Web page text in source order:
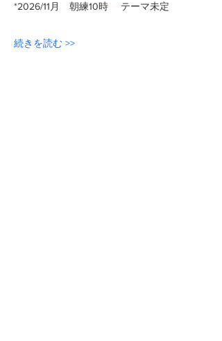
*2026/11月　朝練10時　 テーマ未定
続きを読む >>